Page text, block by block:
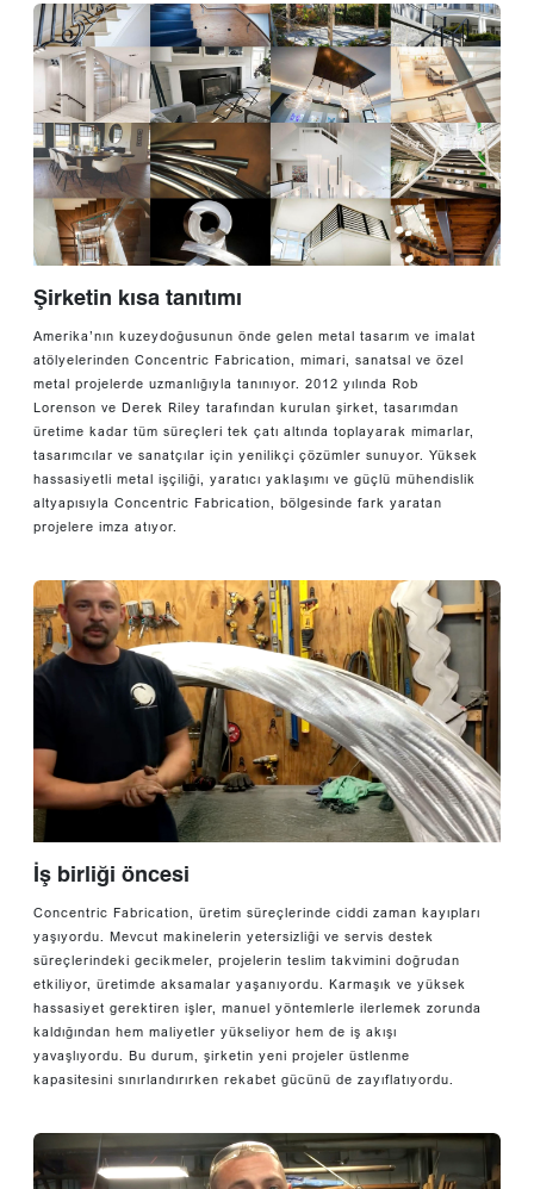
Şirketin kısa tanıtımı
Amerika’nın kuzeydoğusunun önde gelen metal tasarım ve imalat
atölyelerinden Concentric Fabrication, mimari, sanatsal ve özel
metal projelerde uzmanlığıyla tanınıyor. 2012 yılında Rob
Lorenson ve Derek Riley tarafından kurulan şirket, tasarımdan
üretime kadar tüm süreçleri tek çatı altında toplayarak mimarlar,
tasarımcılar ve sanatçılar için yenilikçi çözümler sunuyor. Yüksek
hassasiyetli metal işçiliği, yaratıcı yaklaşımı ve güçlü mühendislik
altyapısıyla Concentric Fabrication, bölgesinde fark yaratan
projelere imza atıyor.
İş birliği öncesi
Concentric Fabrication, üretim süreçlerinde ciddi zaman kayıpları
yaşıyordu. Mevcut makinelerin yetersizliği ve servis destek
süreçlerindeki gecikmeler, projelerin teslim takvimini doğrudan
etkiliyor, üretimde aksamalar yaşanıyordu. Karmaşık ve yüksek
hassasiyet gerektiren işler, manuel yöntemlerle ilerlemek zorunda
kaldığından hem maliyetler yükseliyor hem de iş akışı
yavaşlıyordu. Bu durum, şirketin yeni projeler üstlenme
kapasitesini sınırlandırırken rekabet gücünü de zayıflatıyordu.